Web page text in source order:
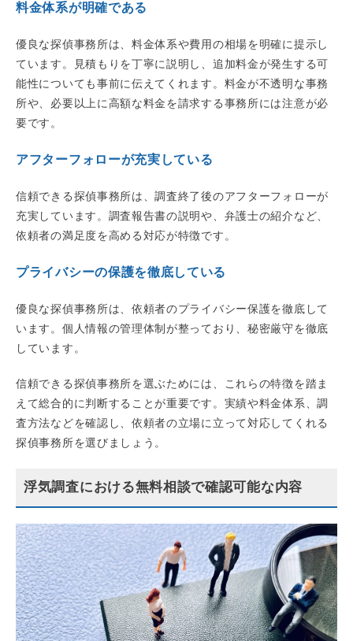
料金体系が明確である
優良な探偵事務所は、料金体系や費用の相場を明確に提示し
ています。見積もりを丁寧に説明し、追加料金が発生する可
能性についても事前に伝えてくれます。料金が不透明な事務
所や、必要以上に高額な料金を請求する事務所には注意が必
要です。
アフターフォローが充実している
信頼できる探偵事務所は、調査終了後のアフターフォローが
充実しています。調査報告書の説明や、弁護士の紹介など、
依頼者の満足度を高める対応が特徴です。
プライバシーの保護を徹底している
優良な探偵事務所は、依頼者のプライバシー保護を徹底して
います。個人情報の管理体制が整っており、秘密厳守を徹底
しています。
信頼できる探偵事務所を選ぶためには、これらの特徴を踏ま
えて総合的に判断することが重要です。実績や料金体系、調
査方法などを確認し、依頼者の立場に立って対応してくれる
探偵事務所を選びましょう。
浮気調査における無料相談で確認可能な内容